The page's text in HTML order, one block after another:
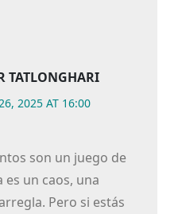
TATLONGHARI
2025 AT 16:00
son un juego de
es un caos, una
Pero si estás